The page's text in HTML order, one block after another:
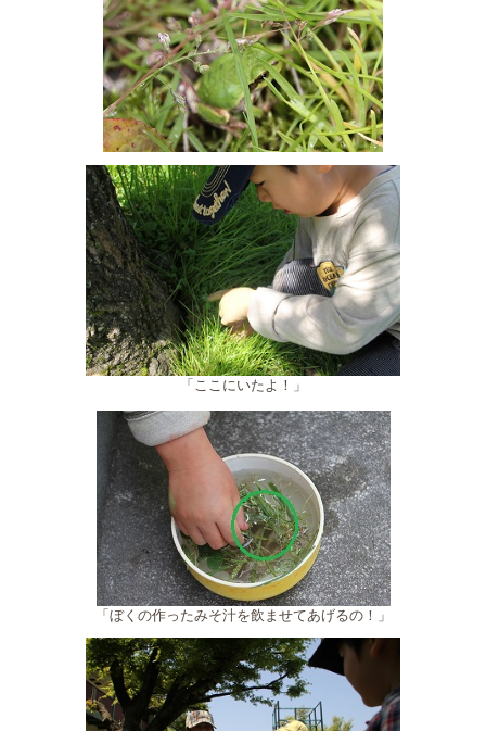
「ここにいたよ！」
「ぼくの作ったみそ汁を飲ませてあげるの！」